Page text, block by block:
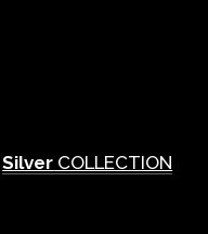
Silver COLLECTION